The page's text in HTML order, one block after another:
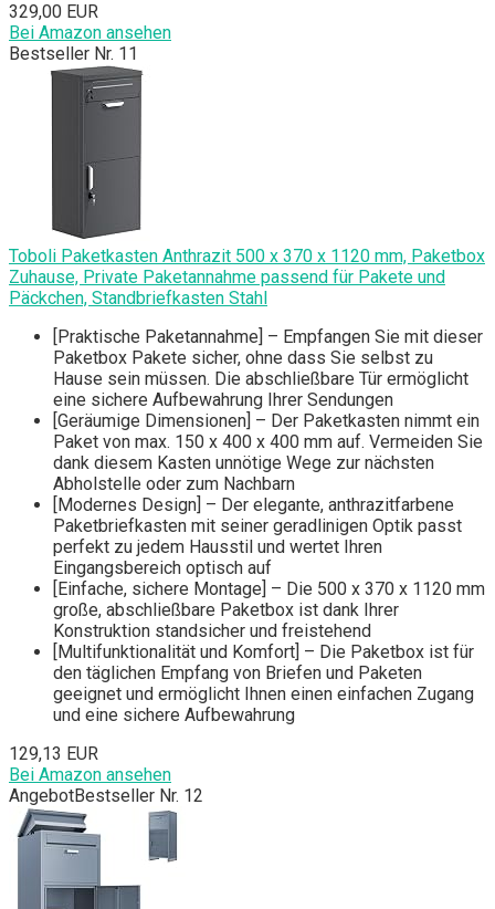
329,00 EUR
Bei Amazon ansehen
Bestseller Nr. 11
Toboli Paketkasten Anthrazit 500 x 370 x 1120 mm, Paketbox
Zuhause, Private Paketannahme passend für Pakete und
Päckchen, Standbriefkasten Stahl
[Praktische Paketannahme] – Empfangen Sie mit dieser
Paketbox Pakete sicher, ohne dass Sie selbst zu
Hause sein müssen. Die abschließbare Tür ermöglicht
eine sichere Aufbewahrung Ihrer Sendungen
[Geräumige Dimensionen] – Der Paketkasten nimmt ein
Paket von max. 150 x 400 x 400 mm auf. Vermeiden Sie
dank diesem Kasten unnötige Wege zur nächsten
Abholstelle oder zum Nachbarn
[Modernes Design] – Der elegante, anthrazitfarbene
Paketbriefkasten mit seiner geradlinigen Optik passt
perfekt zu jedem Hausstil und wertet Ihren
Eingangsbereich optisch auf
[Einfache, sichere Montage] – Die 500 x 370 x 1120 mm
große, abschließbare Paketbox ist dank Ihrer
Konstruktion standsicher und freistehend
[Multifunktionalität und Komfort] – Die Paketbox ist für
den täglichen Empfang von Briefen und Paketen
geeignet und ermöglicht Ihnen einen einfachen Zugang
und eine sichere Aufbewahrung
129,13 EUR
Bei Amazon ansehen
AngebotBestseller Nr. 12